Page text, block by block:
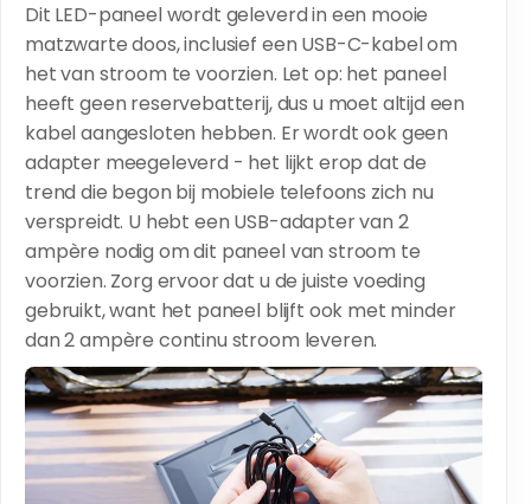
Dit LED-paneel wordt geleverd in een mooie
matzwarte doos, inclusief een USB-C-kabel om
het van stroom te voorzien. Let op: het paneel
heeft geen reservebatterij, dus u moet altijd een
kabel aangesloten hebben. Er wordt ook geen
adapter meegeleverd - het lijkt erop dat de
trend die begon bij mobiele telefoons zich nu
verspreidt. U hebt een USB-adapter van 2
ampère nodig om dit paneel van stroom te
voorzien. Zorg ervoor dat u de juiste voeding
gebruikt, want het paneel blijft ook met minder
dan 2 ampère continu stroom leveren.